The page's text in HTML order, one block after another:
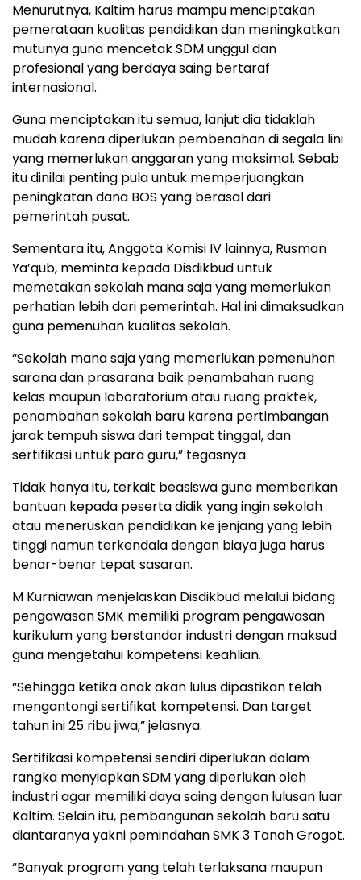
Menurutnya, Kaltim harus mampu menciptakan
pemerataan kualitas pendidikan dan meningkatkan
mutunya guna mencetak SDM unggul dan
profesional yang berdaya saing bertaraf
internasional.
Guna menciptakan itu semua, lanjut dia tidaklah
mudah karena diperlukan pembenahan di segala lini
yang memerlukan anggaran yang maksimal. Sebab
itu dinilai penting pula untuk memperjuangkan
peningkatan dana BOS yang berasal dari
pemerintah pusat.
Sementara itu, Anggota Komisi IV lainnya, Rusman
Ya’qub, meminta kepada Disdikbud untuk
memetakan sekolah mana saja yang memerlukan
perhatian lebih dari pemerintah. Hal ini dimaksudkan
guna pemenuhan kualitas sekolah.
“Sekolah mana saja yang memerlukan pemenuhan
sarana dan prasarana baik penambahan ruang
kelas maupun laboratorium atau ruang praktek,
penambahan sekolah baru karena pertimbangan
jarak tempuh siswa dari tempat tinggal, dan
sertifikasi untuk para guru,” tegasnya.
Tidak hanya itu, terkait beasiswa guna memberikan
bantuan kepada peserta didik yang ingin sekolah
atau meneruskan pendidikan ke jenjang yang lebih
tinggi namun terkendala dengan biaya juga harus
benar-benar tepat sasaran.
M Kurniawan menjelaskan Disdikbud melalui bidang
pengawasan SMK memiliki program pengawasan
kurikulum yang berstandar industri dengan maksud
guna mengetahui kompetensi keahlian.
“Sehingga ketika anak akan lulus dipastikan telah
mengantongi sertifikat kompetensi. Dan target
tahun ini 25 ribu jiwa,” jelasnya.
Sertifikasi kompetensi sendiri diperlukan dalam
rangka menyiapkan SDM yang diperlukan oleh
industri agar memiliki daya saing dengan lulusan luar
Kaltim. Selain itu, pembangunan sekolah baru satu
diantaranya yakni pemindahan SMK 3 Tanah Grogot.
“Banyak program yang telah terlaksana maupun